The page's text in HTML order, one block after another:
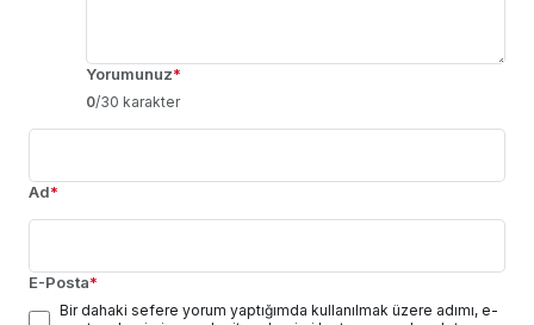
Yorumunuz*
0/30 karakter
Ad*
E-Posta*
Bir dahaki sefere yorum yaptığımda kullanılmak üzere adımı, e-